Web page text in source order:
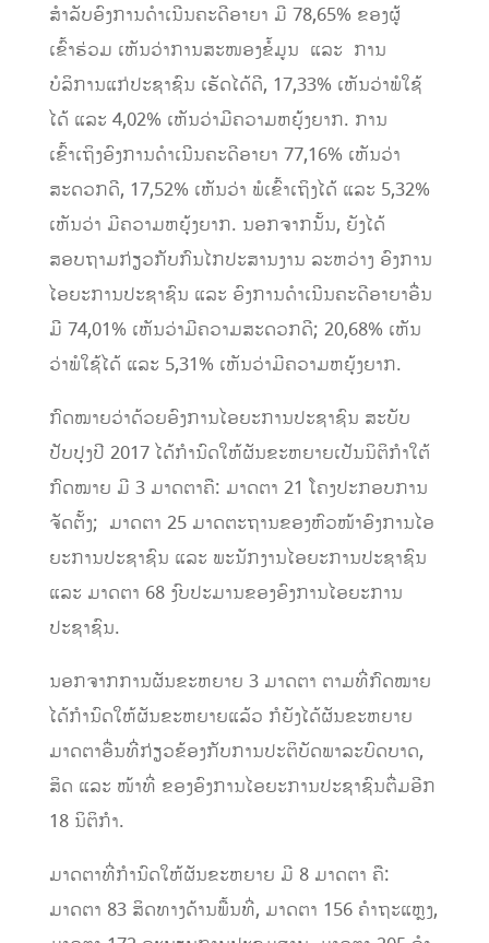
ສໍາລັບອົງການດໍາເນີນຄະດີອາຍາ ມີ 78,65% ຂອງຜູ້
ເຂົ້າຮ່ວມ ເຫັນວ່າການສະໜອງຂໍ້ມູນ ແລະ ການ
ບໍລິການແກ່ປະຊາຊົນ ເຮັດໄດ້ດີ, 17,33% ເຫັນວ່າພໍໃຊ້
ໄດ້ ແລະ 4,02% ເຫັນວ່າມີຄວາມຫຍຸ້ງຍາກ. ການ
ເຂົ້າເຖິງອົງການດໍາເນີນຄະດີອາຍາ 77,16% ເຫັນວ່າ
ສະດວກດີ, 17,52% ເຫັນວ່າ ພໍເຂົ້າເຖິງໄດ້ ແລະ 5,32%
ເຫັນວ່າ ມີຄວາມຫຍຸ້ງຍາກ. ນອກຈາກນັ້ນ, ຍັງໄດ້
ສອບຖາມກ່ຽວກັບກົນໄກປະສານງານ ລະຫວ່າງ ອົງການ
ໄອຍະການປະຊາຊົນ ແລະ ອົງການດໍາເນີນຄະດີອາຍາອື່ນ
ມີ 74,01% ເຫັນວ່າມີຄວາມສະດວກດີ; 20,68% ເຫັນ
ວ່າພໍໃຊ້ໄດ້ ແລະ 5,31% ເຫັນວ່າມີຄວາມຫຍຸ້ງຍາກ.
ກົດໝາຍວ່າດ້ວຍອົງການໄອຍະການປະຊາຊົນ ສະບັບ
ປັບປຸງປີ 2017 ໄດ້ກໍານົດໃຫ້ຜັນຂະຫຍາຍເປັນນິຕິກໍາໃຕ້
ກົດໝາຍ ມີ 3 ມາດຕາຄື: ມາດຕາ 21 ໂຄງປະກອບການ
ຈັດຕັ້ງ; ມາດຕາ 25 ມາດຕະຖານຂອງຫົວໜ້າອົງການໄອ
ຍະການປະຊາຊົນ ແລະ ພະນັກງານໄອຍະການປະຊາຊົນ
ແລະ ມາດຕາ 68 ງົບປະມານຂອງອົງການໄອຍະການ
ປະຊາຊົນ.
ນອກຈາກການຜັນຂະຫຍາຍ 3 ມາດຕາ ຕາມທີ່ກົດໝາຍ
ໄດ້ກໍານົດໃຫ້ຜັນຂະຫຍາຍແລ້ວ ກໍຍັງໄດ້ຜັນຂະຫຍາຍ
ມາດຕາອື່ນທີ່ກ່ຽວຂ້ອງກັບການປະຕິບັດພາລະບົດບາດ,
ສິດ ແລະ ໜ້າທີ່ ຂອງອົງການໄອຍະການປະຊາຊົນຕື່ມອີກ
18 ນິຕິກໍາ.
ມາດຕາທີ່ກໍານົດໃຫ້ຜັນຂະຫຍາຍ ມີ 8 ມາດຕາ ຄື:
ມາດຕາ 83 ສິດທາງດ້ານພື້ນທີ່, ມາດຕາ 156 ຄໍາຖະແຫຼງ,